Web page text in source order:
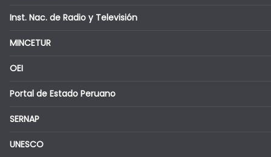
Inst. Nac. de Radio y Televisión
MINCETUR
OEI
Portal de Estado Peruano
SERNAP
UNESCO